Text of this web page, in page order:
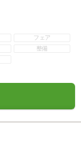
フェア
整備